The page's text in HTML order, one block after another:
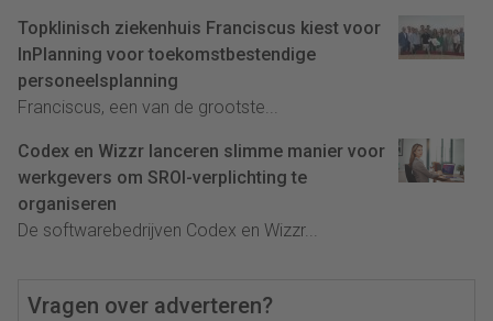
Topklinisch ziekenhuis Franciscus kiest voor
InPlanning voor toekomstbestendige
personeelsplanning
Franciscus, een van de grootste...
Codex en Wizzr lanceren slimme manier voor
werkgevers om SROI-verplichting te
organiseren
De softwarebedrijven Codex en Wizzr...
Vragen over adverteren?